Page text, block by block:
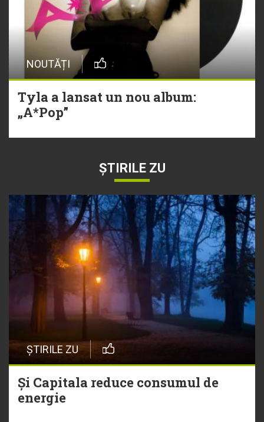
NOUTĂȚI
Tyla a lansat un nou album:
„A*Pop”
ȘTIRILE ZU
ȘTIRILE ZU
Și Capitala reduce consumul de
energie